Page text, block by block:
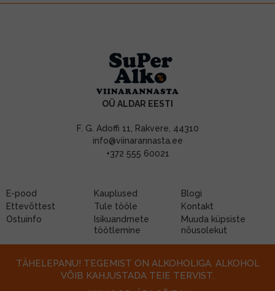
OÜ ALDAR EESTI
F. G. Adoffi 11, Rakvere, 44310
info@viinarannasta.ee
+372 555 60021
E-pood Kauplused
Blogi
Ettevõttest
Tule tööle
Kontakt
Ostuinfo
Isikuandmete
töötlemine
Muuda küpsiste
nõusolekut
TÄHELEPANU! TEGEMIST ON ALKOHOLIGA. ALKOHOL
VÕIB KAHJUSTADA TEIE TERVIST.